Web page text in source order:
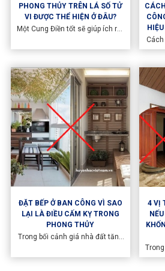
PHONG THỦY TRÊN LÁ SỐ TỬ
VI ĐƯỢC THỂ HIỆN Ở ĐÂU?
Một Cung Điền tốt sẽ giúp ích rất
Đẩu Số phải có Phong Thủy riêng
khám phá ra được. Vì không có lẽ
nào hai người có cùng một tuổi
mà lại có cùng một phương
hướng tốt khi tháng ngày giờ
sinh của hai người đó hoàn toàn
khác nhau. Trong bài viết này
Huyền Học Việt Nam sẽ luận bàn
về vấn đề Phong thủy trên lá số
tử vi
sở
luôn
ĐẶT BẾP Ở BAN CÔNG VÌ SAO
LẠI LÀ ĐIỀU CẤM KỴ TRONG
PHONG THỦY
Trong bối cảnh giá nhà đất tăng
ít đi nên một số người đã xây bếp
4 VỊ
thờ là